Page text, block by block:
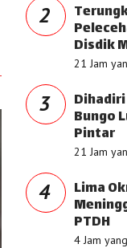
2
Disdik
21 Jam
3
Bungo
Pintar
21 Jam
4 Lima
PTDH
4 Jam